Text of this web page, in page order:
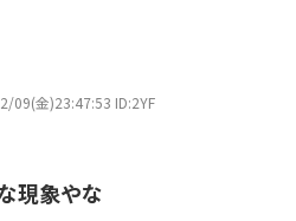
09(金)23:47:53 ID:2YF
現象やな